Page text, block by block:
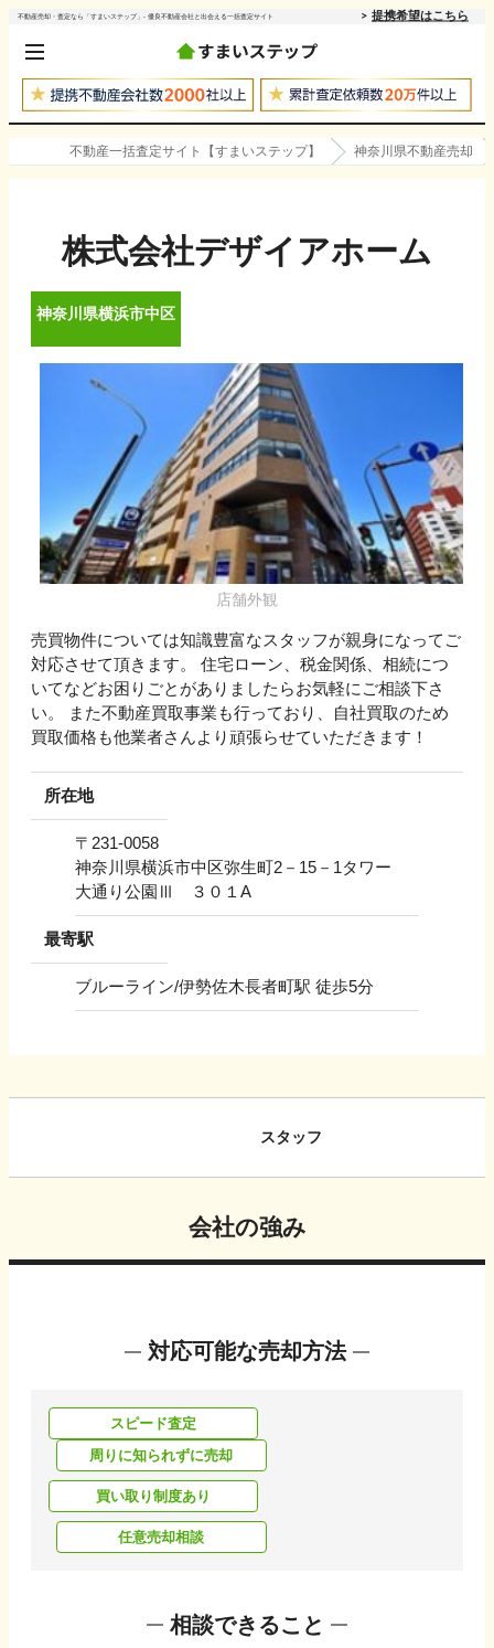
不動産売却・査定なら「すまいステップ」- 優良不動産会社と出会える一括査定サイト 提携希望はこちら
不動産一括査定サイト【すまいステップ】 神奈川県不動産売却
株式会社デザイアホーム
神奈川県横浜市中区
店舗外観
売買物件については知識豊富なスタッフが親身になってご
対応させて頂きます。 住宅ローン、税金関係、相続につ
いてなどお困りごとがありましたらお気軽にご相談下さ
い。 また不動産買取事業も行っており、自社買取のため
買取価格も他業者さんより頑張らせていただきます！
所在地
〒 231-0058
神奈川県横浜市中区弥生町2－15－1タワー
大通り公園Ⅲ ３０１A
最寄駅
ブルーライン/伊勢佐木長者町駅 徒歩5分
スタッフ
会社の強み
対応可能な売却方法
スピード査定
周りに知られずに売却
買い取り制度あり
任意売却相談
相談できること